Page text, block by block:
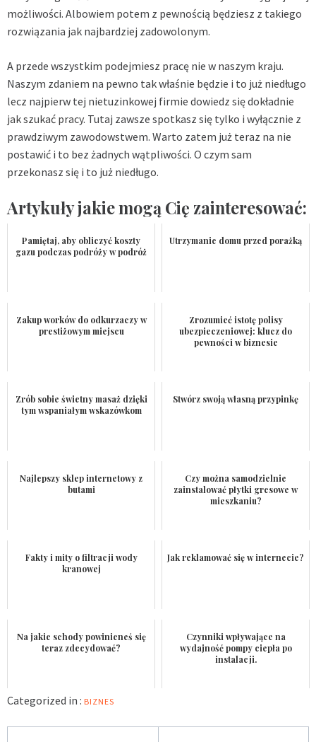
możliwości. Albowiem potem z pewnością będziesz z takiego
rozwiązania jak najbardziej zadowolonym.
A przede wszystkim podejmiesz pracę nie w naszym kraju.
Naszym zdaniem na pewno tak właśnie będzie i to już niedługo
lecz najpierw tej nietuzinkowej firmie dowiedz się dokładnie
jak szukać pracy. Tutaj zawsze spotkasz się tylko i wyłącznie z
prawdziwym zawodowstwem. Warto zatem już teraz na nie
postawić i to bez żadnych wątpliwości. O czym sam
przekonasz się i to już niedługo.
Artykuły jakie mogą Cię zainteresować:
Pamiętaj, aby obliczyć koszty
gazu podczas podróży w podróż
Utrzymanie domu przed porażką
Zakup worków do odkurzaczy w
prestiżowym miejscu
Zrozumieć istotę polisy
ubezpieczeniowej: klucz do
pewności w biznesie
Zrób sobie świetny masaż dzięki
tym wspaniałym wskazówkom
Stwórz swoją własną przypinkę
Najlepszy sklep internetowy z
butami
Czy można samodzielnie
zainstalować płytki gresowe w
mieszkaniu?
Fakty i mity o filtracji wody
kranowej
Jak reklamować się w internecie?
Na jakie schody powinieneś się
teraz zdecydować?
Czynniki wpływające na
wydajność pompy ciepła po
instalacji.
Categorized in : BIZNES